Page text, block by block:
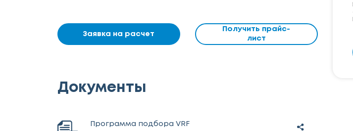
Заявка на расчет
Получить прайс-
лист
Документы
Программа подбора VRF